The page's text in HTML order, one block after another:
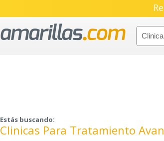
Estás buscando:
Clinicas Para Tratamiento